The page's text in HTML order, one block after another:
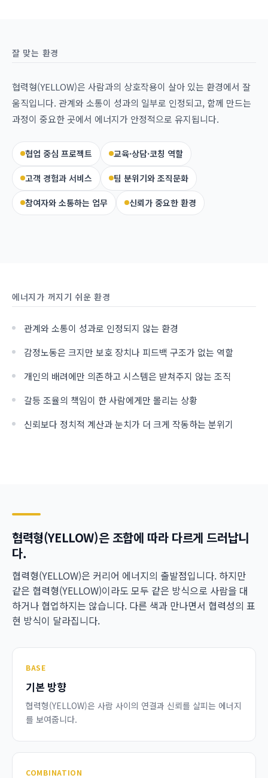
잘 맞는 환경
협력형(YELLOW)은 사람과의 상호작용이 살아 있는 환경에서 잘
움직입니다. 관계와 소통이 성과의 일부로 인정되고, 함께 만드는
과정이 중요한 곳에서 에너지가 안정적으로 유지됩니다.
협업 중심 프로젝트 교육·상담·코칭 역할
고객 경험과 서비스 팀 분위기와 조직문화
참여자와 소통하는 업무 신뢰가 중요한 환경
에너지가 꺼지기 쉬운 환경
관계와 소통이 성과로 인정되지 않는 환경
감정노동은 크지만 보호 장치나 피드백 구조가 없는 역할
개인의 배려에만 의존하고 시스템은 받쳐주지 않는 조직
갈등 조율의 책임이 한 사람에게만 몰리는 상황
신뢰보다 정치적 계산과 눈치가 더 크게 작동하는 분위기
협력형(YELLOW)은 조합에 따라 다르게 드러납니
다.
협력형(YELLOW)은 커리어 에너지의 출발점입니다. 하지만
같은 협력형(YELLOW)이라도 모두 같은 방식으로 사람을 대
하거나 협업하지는 않습니다. 다른 색과 만나면서 협력성의 표
현 방식이 달라집니다.
BASE
기본 방향
협력형(YELLOW)은 사람 사이의 연결과 신뢰를 살피는 에너지
를 보여줍니다.
COMBINATION